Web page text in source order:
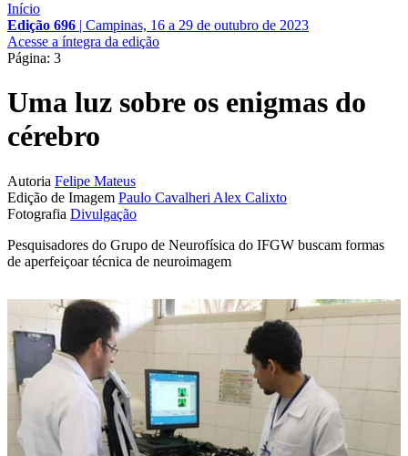
Início
Edição 696 | Campinas, 16 a 29 de outubro de 2023
Acesse a íntegra da edição
Página: 3
Uma luz sobre os enigmas do
cérebro
Autoria Felipe Mateus
Edição de Imagem Paulo Cavalheri Alex Calixto
Fotografia Divulgação
Pesquisadores do Grupo de Neurofísica do IFGW buscam formas
de aperfeiçoar técnica de neuroimagem